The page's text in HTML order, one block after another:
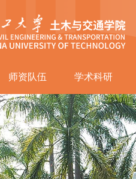
师资队伍 学术科研